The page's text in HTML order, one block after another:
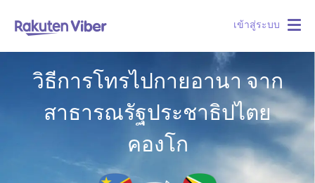
เข้าสู่ระบบ
วิธีการโทรไปกายอานา จาก
สาธารณรัฐประชาธิปไตย
คองโก